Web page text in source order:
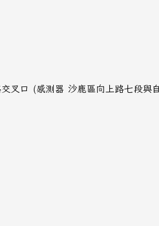
口 (感測器 沙鹿區向上路七段與